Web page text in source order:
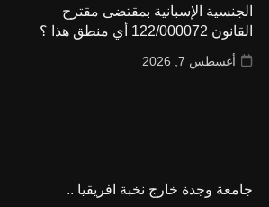
الجنسية الإسبانية بمقتضى مقترح
القانون 122/000072 أي منطق هذا ؟
أغسطس 7, 2026
جامعة وجدة خارج نخبة افريقيا ..